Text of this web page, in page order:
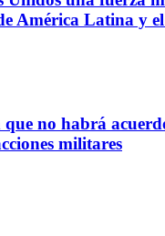
América Latina y
no habrá
militares